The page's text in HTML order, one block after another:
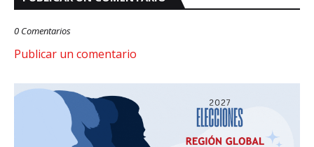
0 Comentarios
Publicar un comentario